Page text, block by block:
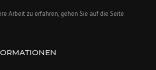
Arbeit zu erfahren, gehen Sie auf die Seite